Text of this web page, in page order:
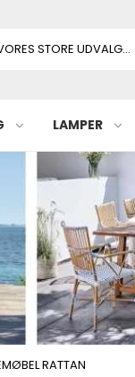
LAMPER
RATTAN